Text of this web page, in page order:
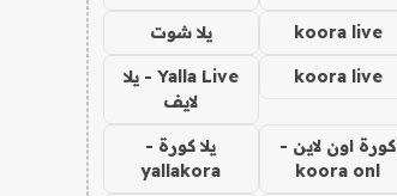
koora live يلا شوت
koora live
Yalla Live - يلا
لايف
كورة اون لاين -
koora onl
يلا كورة -
yallakora